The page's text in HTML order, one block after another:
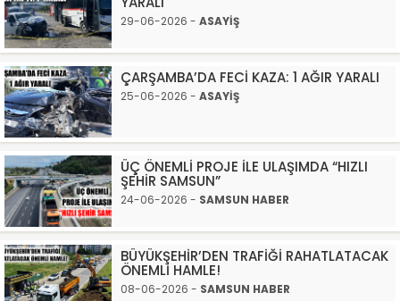
29-06-2026 - ASAYİŞ
ÇARŞAMBA’DA FECİ KAZA: 1 AĞIR YARALI
25-06-2026 - ASAYİŞ
ÜÇ ÖNEMLİ PROJE İLE ULAŞIMDA “HIZLI
ŞEHİR SAMSUN”
24-06-2026 - SAMSUN HABER
BÜYÜKŞEHİR’DEN TRAFİĞİ RAHATLATACAK
ÖNEMLİ HAMLE!
08-06-2026 - SAMSUN HABER